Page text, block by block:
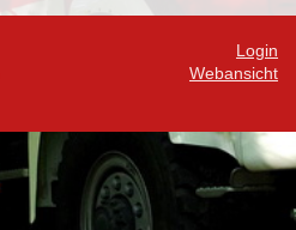
Login
Webansicht